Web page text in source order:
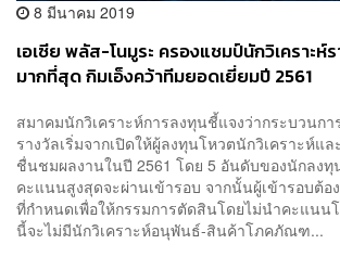
8 มีนาคม 2019
เอเซีย พลัส-โนมูระ ครองแชมป์นักวิเคราะ
มากที่สุด กิมเอ็งคว้าทีมยอดเยี่ยมปี 2561
สมาคมนักวิเคราะห์การลงทุนชี้แจงว่ากระบวนกา
รางวัลเริ่มจากเปิดให้ผู้ลงทุนโหวตนักวิเคราะห์แ
ชื่นชมผลงานในปี 2561 โดย 5 อันดับของนักลง
คะแนนสูงสุดจะผ่านเข้ารอบ จากนั้นผู้เข้ารอบต้อ
ที่กำหนดเพื่อให้กรรมการตัดสินโดยไม่นำคะแนน
นี้จะไม่มีนักวิเคราะห์อนุพันธ์-สินค้าโภคภัณฑ...